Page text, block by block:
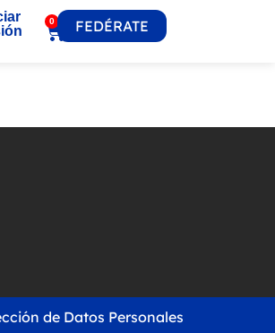
0 FEDÉRATE
de Datos Personales